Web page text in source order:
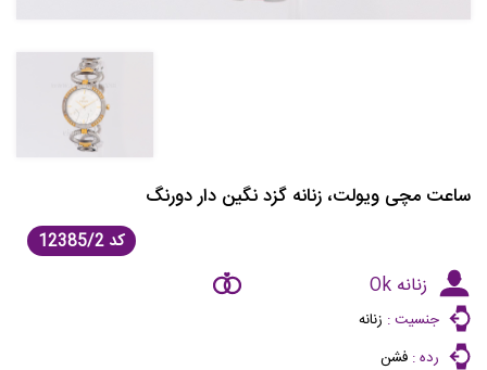
ساعت مچی ویولت، زنانه گزد نگین دار دورنگ
کد
زنانه Ok
جنسیت : زنانه
رده : فشن